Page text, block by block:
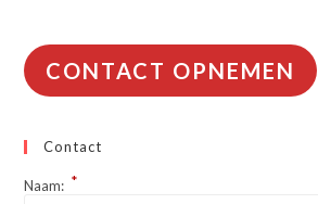
CONTACT OPNEMEN
Contact
Naam: *